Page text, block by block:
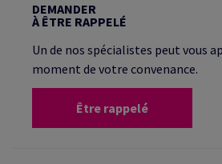
DEMANDER
À ÊTRE RAPPELÉ
Un de nos spécialistes peut vous
moment de votre convenance.
Être rappelé